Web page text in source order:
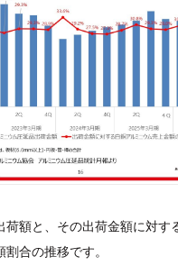
荷額と、その出荷金額に対す
合の推移です。